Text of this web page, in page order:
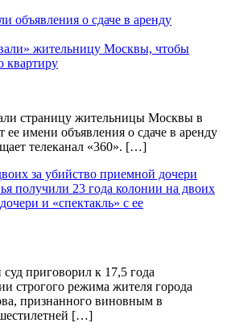
жительницу Москвы, чтобы
квартиру
страницу жительницы Москвы в
ее имени объявления о сдаче в аренду
телеканал «360». […]
получили 23 года колонии на двоих
и «спектакль» с ее
приговорил к 17,5 года
строгого режима жителя города
признанного виновным в
[…]